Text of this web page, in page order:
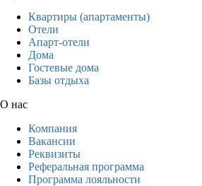
Квартиры (апартаменты)
Отели
Апарт-отели
Дома
Гостевые дома
Базы отдыха
О нас
Компания
Вакансии
Реквизиты
Реферальная программа
Программа лояльности